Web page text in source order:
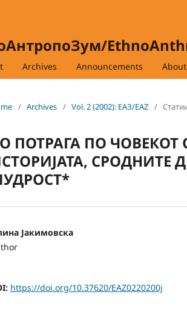
Archives Announcements About
/ Archives / Vol. 2 (2002): ЕАЗ/EAZ /
ПОТРАГА ПО
СРОДНИТЕ
Јакимовска
https://doi.org/10.37620/EAZ0220200j